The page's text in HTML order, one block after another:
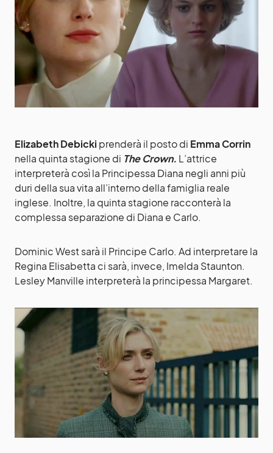
Elizabeth Debicki prenderà il posto di Emma Corrin
nella quinta stagione di The Crown. L’attrice
interpreterà così la Principessa Diana negli anni più
duri della sua vita all’interno della famiglia reale
inglese. Inoltre, la quinta stagione racconterà la
complessa separazione di Diana e Carlo.
Dominic West sarà il Principe Carlo. Ad interpretare la
Regina Elisabetta ci sarà, invece, Imelda Staunton.
Lesley Manville interpreterà la principessa Margaret.